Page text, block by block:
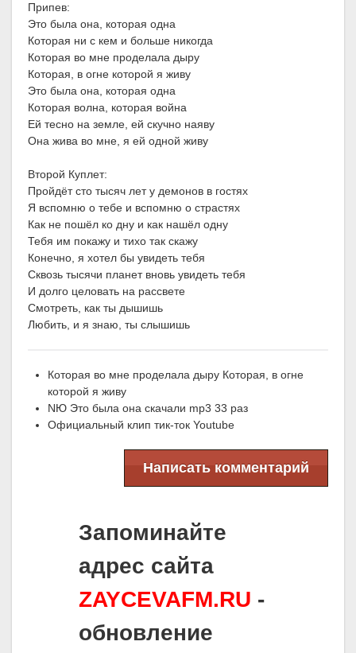
Припев:
Это была она, которая одна
Которая ни с кем и больше никогда
Которая во мне проделала дыру
Которая, в огне которой я живу
Это была она, которая одна
Которая волна, которая война
Ей тесно на земле, ей скучно наяву
Она жива во мне, я ей одной живу
Второй Куплет:
Пройдёт сто тысяч лет у демонов в гостях
Я вспомню о тебе и вспомню о страстях
Как не пошёл ко дну и как нашёл одну
Тебя им покажу и тихо так скажу
Конечно, я хотел бы увидеть тебя
Сквозь тысячи планет вновь увидеть тебя
И долго целовать на рассвете
Смотреть, как ты дышишь
Любить, и я знаю, ты слышишь
Которая во мне проделала дыру Которая, в огне
которой я живу
NЮ Это была она скачали mp3 33 раз
Официальный клип тик-ток Youtube
Написать комментарий
Запоминайте
адрес сайта
ZAYCEVAFM.RU -
обновление